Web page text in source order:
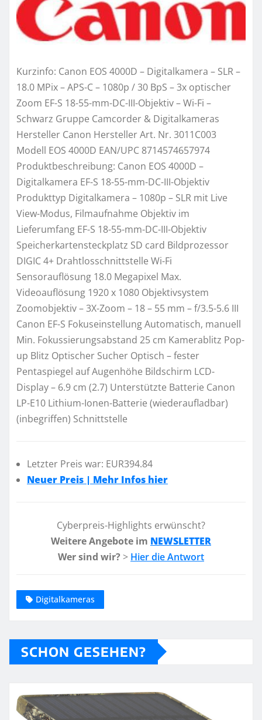
Kurzinfo: Canon EOS 4000D – Digitalkamera – SLR –
18.0 MPix – APS-C – 1080p / 30 BpS – 3x optischer
Zoom EF-S 18-55-mm-DC-III-Objektiv – Wi-Fi –
Schwarz Gruppe Camcorder & Digitalkameras
Hersteller Canon Hersteller Art. Nr. 3011C003
Modell EOS 4000D EAN/UPC 8714574657974
Produktbeschreibung: Canon EOS 4000D –
Digitalkamera EF-S 18-55-mm-DC-III-Objektiv
Produkttyp Digitalkamera – 1080p – SLR mit Live
View-Modus, Filmaufnahme Objektiv im
Lieferumfang EF-S 18-55-mm-DC-III-Objektiv
Speicherkartensteckplatz SD card Bildprozessor
DIGIC 4+ Drahtlosschnittstelle Wi-Fi
Sensorauflösung 18.0 Megapixel Max.
Videoauflösung 1920 x 1080 Objektivsystem
Zoomobjektiv – 3X-Zoom – 18 – 55 mm – f/3.5-5.6 III
Canon EF-S Fokuseinstellung Automatisch, manuell
Min. Fokussierungsabstand 25 cm Kamerablitz Pop-
up Blitz Optischer Sucher Optisch – fester
Pentaspiegel auf Augenhöhe Bildschirm LCD-
Display – 6.9 cm (2.7) Unterstützte Batterie Canon
LP-E10 Lithium-Ionen-Batterie (wiederaufladbar)
(inbegriffen) Schnittstelle
Letzter Preis war: EUR394.84
Neuer Preis | Mehr Infos hier
Cyberpreis-Highlights erwünscht?
Weitere Angebote im NEWSLETTER
Wer sind wir? > Hier die Antwort
Digitalkameras
SCHON GESEHEN?